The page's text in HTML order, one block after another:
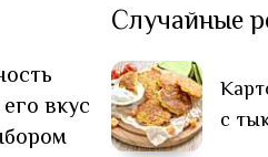
вкус
Случайные
с